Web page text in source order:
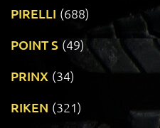
PIRELLI (688)
POINT S (49)
PRINX (34)
RIKEN (321)